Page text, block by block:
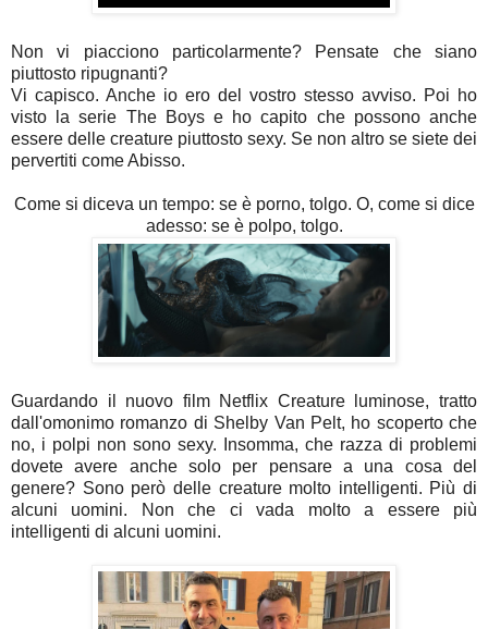
Non vi piacciono particolarmente? Pensate che siano
piuttosto ripugnanti?
Vi capisco. Anche io ero del vostro stesso avviso. Poi ho
visto la serie The Boys e ho capito che possono anche
essere delle creature piuttosto sexy. Se non altro se siete dei
pervertiti come Abisso.
Come si diceva un tempo: se è porno, tolgo. O, come si dice
adesso: se è polpo, tolgo.
Guardando il nuovo film Netflix Creature luminose, tratto
dall'omonimo romanzo di Shelby Van Pelt, ho scoperto che
no, i polpi non sono sexy. Insomma, che razza di problemi
dovete avere anche solo per pensare a una cosa del
genere? Sono però delle creature molto intelligenti. Più di
alcuni uomini. Non che ci vada molto a essere più
intelligenti di alcuni uomini.